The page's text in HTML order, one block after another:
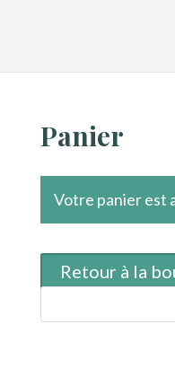
Panier
Votre panier est
Retour à la